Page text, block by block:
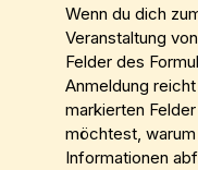
Wenn du dich
Veranstaltung
Felder des
Anmeldung
markierten
möchtest,
Informationen